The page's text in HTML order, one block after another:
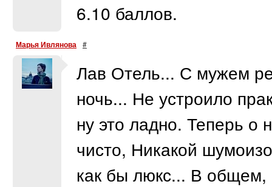
6.10 баллов.
Марья Ивлянова #
Лав Отель... С мужем
ночь... Не устроило
ну это ладно. Теперь
чисто, Никакой
как бы люкс... В общем,